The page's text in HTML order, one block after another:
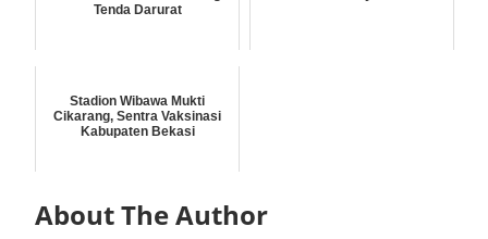
Tenda Darurat
Stadion Wibawa Mukti
Cikarang, Sentra Vaksinasi
Kabupaten Bekasi
About The Author